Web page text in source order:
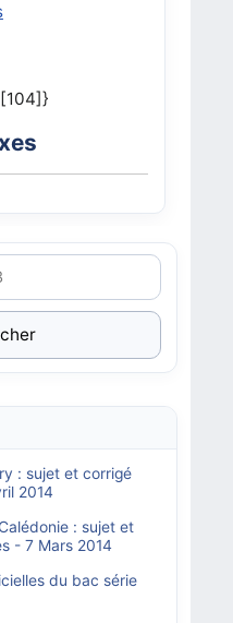
: sujet et corrigé
2014
: sujet et
- 7 Mars 2014
du bac série